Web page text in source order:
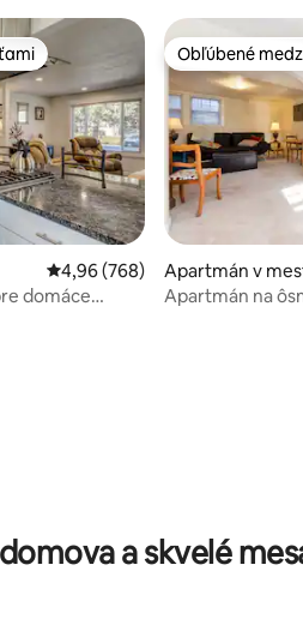
hodnotení: 46
Priemerné ohodnotenie 4,96
4,96 (768)
domáce
Obľúbené
Obľúbené
Apartmán v
koniec
Apartmán na
a skvelé